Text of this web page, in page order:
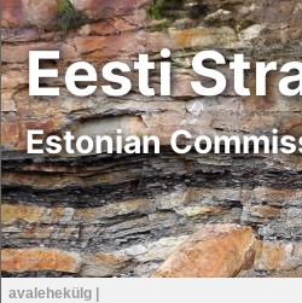
Eesti
Estonian
avalehekülg